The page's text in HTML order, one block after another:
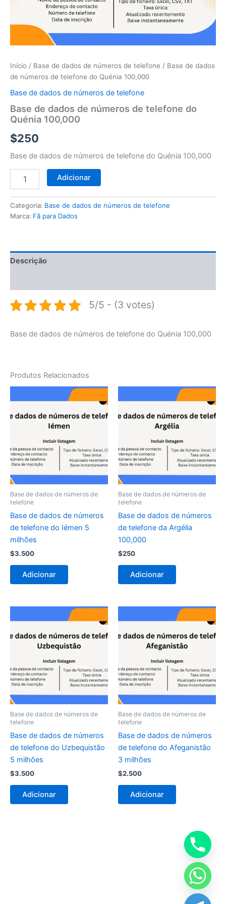
Início / Base de dados de números de telefone / Base de dados
de números de telefone do Quénia 100,000
Base de dados de números de telefone
Base de dados de números de telefone do
Quénia 100,000
$250
Base de dados de números de telefone do Quénia 100,000
telefone
Quénia
Adicionar
Categoria: Base de dados de números de telefone
Marca: Fã para Dados
Descrição
5/5 - (3 votes)
Base de dados de números de telefone do Quénia 100,000
Produtos Relacionados
Base de dados de números de
telefone
Base de dados de números
de telefone do Iémen 5
milhões
$3.500
Adicionar
Base de dados de números de
telefone
Base de dados de números
de telefone da Argélia
100,000
$250
Adicionar
Base de dados de números de
telefone
Base de dados de números
de telefone do Uzbequistão
5 milhões
$3.500
Adicionar
Base de dados de números de
telefone
Base de dados de números
de telefone do Afeganistão
3 milhões
$2.500
Adicionar